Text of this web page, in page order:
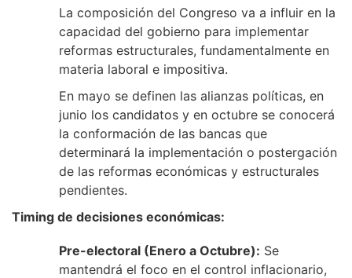
La composición del Congreso va a influir en la
capacidad del gobierno para implementar
reformas estructurales, fundamentalmente en
materia laboral e impositiva.
En mayo se definen las alianzas políticas, en
junio los candidatos y en octubre se conocerá
la conformación de las bancas que
determinará la implementación o postergación
de las reformas económicas y estructurales
pendientes.
Timing de decisiones económicas:
Pre-electoral (Enero a Octubre): Se
mantendrá el foco en el control inflacionario,